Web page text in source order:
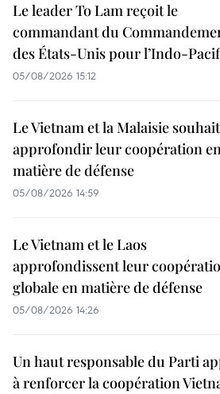
Le leader To Lam reçoit le
commandant du
des États-Unis pour l’Indo-
05/08/2026 15:12
Le Vietnam et la Malaisie
approfondir leur coopération
matière de défense
05/08/2026 14:59
Le Vietnam et le Laos
approfondissent leur
globale en matière de défense
05/08/2026 14:26
Un haut responsable du Parti
à renforcer la coopération